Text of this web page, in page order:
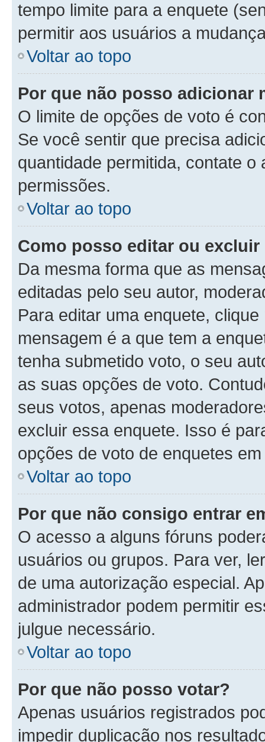
tempo limite para a enquete
permitir aos usuários a
Voltar ao topo
Por que não posso adicionar
O limite de opções de voto é
Se você sentir que precisa
quantidade permitida, contate
permissões.
Voltar ao topo
Como posso editar ou excluir
Da mesma forma que as
editadas pelo seu autor,
Para editar uma enquete,
mensagem é a que tem a
tenha submetido voto, o seu
as suas opções de voto.
seus votos, apenas
excluir essa enquete. Isso é
opções de voto de enquetes
Voltar ao topo
Por que não consigo entrar
O acesso a alguns fóruns
usuários ou grupos. Para ver,
de uma autorização especial.
administrador podem permitir
julgue necessário.
Voltar ao topo
Por que não posso votar?
Apenas usuários registrados
impedir duplicação nos